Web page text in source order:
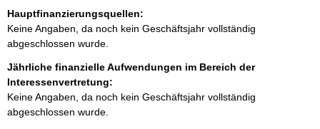
t
i
n
f
o
r
m
Hauptfinanzierungsquellen:
Keine Angaben, da noch kein Geschäftsjahr vollständig
abgeschlossen wurde.
Jährliche finanzielle Aufwendungen im Bereich der
Interessenvertretung:
Keine Angaben, da noch kein Geschäftsjahr vollständig
abgeschlossen wurde.